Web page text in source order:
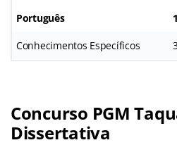
Português
Conhecimentos Específicos
Concurso PGM
Dissertativa